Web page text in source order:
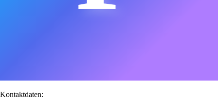
Kontaktdaten: